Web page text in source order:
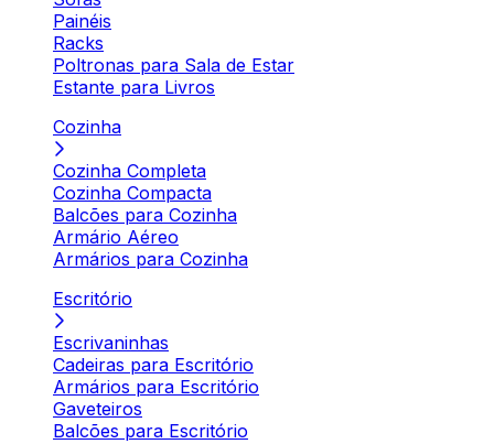
Painéis
Racks
Poltronas para Sala de Estar
Estante para Livros
Cozinha
Cozinha Completa
Cozinha Compacta
Balcões para Cozinha
Armário Aéreo
Armários para Cozinha
Escritório
Escrivaninhas
Cadeiras para Escritório
Armários para Escritório
Gaveteiros
Balcões para Escritório